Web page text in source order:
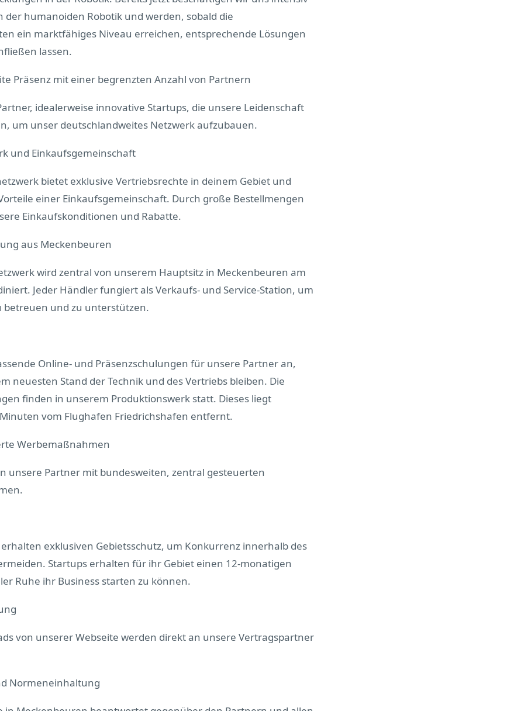
der humanoiden Robotik und werden, sobald die
ein marktfähiges Niveau erreichen, entsprechende Lösungen
lassen.
Präsenz mit einer begrenzten Anzahl von Partnern
idealerweise innovative Startups, die unsere Leidenschaft
um unser deutschlandweites Netzwerk aufzubauen.
und Einkaufsgemeinschaft
bietet exklusive Vertriebsrechte in deinem Gebiet und
einer Einkaufsgemeinschaft. Durch große Bestellmengen
Einkaufskonditionen und Rabatte.
aus Meckenbeuren
wird zentral von unserem Hauptsitz in Meckenbeuren am
Jeder Händler fungiert als Verkaufs- und Service-Station, um
betreuen und zu unterstützen.
Online- und Präsenzschulungen für unsere Partner an,
neuesten Stand der Technik und des Vertriebs bleiben. Die
finden in unserem Produktionswerk statt. Dieses liegt
vom Flughafen Friedrichshafen entfernt.
Werbemaßnahmen
unsere Partner mit bundesweiten, zentral gesteuerten
exklusiven Gebietsschutz, um Konkurrenz innerhalb des
Startups erhalten für ihr Gebiet einen 12-monatigen
Ruhe ihr Business starten zu können.
von unserer Webseite werden direkt an unsere Vertragspartner
Normeneinhaltung